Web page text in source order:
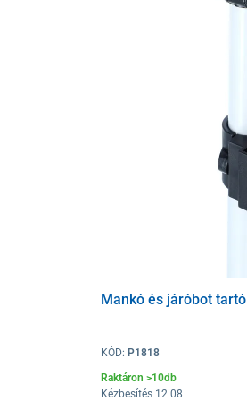
Mankó és járóbot tartó
KÓD: P1818
Raktáron >10db
Kézbesítés 12.08